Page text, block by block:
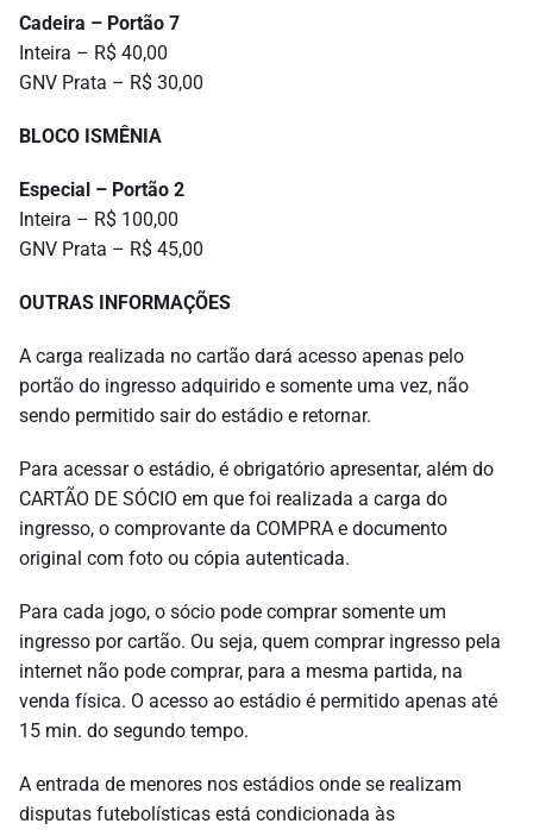
Cadeira – Portão 7
Inteira – R$ 40,00
GNV Prata – R$ 30,00
BLOCO ISMÊNIA
Especial – Portão 2
Inteira – R$ 100,00
GNV Prata – R$ 45,00
OUTRAS INFORMAÇÕES
A carga realizada no cartão dará acesso apenas pelo
portão do ingresso adquirido e somente uma vez, não
sendo permitido sair do estádio e retornar.
Para acessar o estádio, é obrigatório apresentar, além do
CARTÃO DE SÓCIO em que foi realizada a carga do
ingresso, o comprovante da COMPRA e documento
original com foto ou cópia autenticada.
Para cada jogo, o sócio pode comprar somente um
ingresso por cartão. Ou seja, quem comprar ingresso pela
internet não pode comprar, para a mesma partida, na
venda física. O acesso ao estádio é permitido apenas até
15 min. do segundo tempo.
A entrada de menores nos estádios onde se realizam
disputas futebolísticas está condicionada às